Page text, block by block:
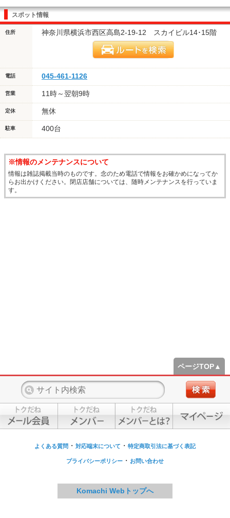
スポット情報
住所 神奈川県横浜市西区高島2-19-12 スカイビル14･15階
電話 045-461-1126
営業 11時～翌朝9時
定休 無休
駐車 400台
※情報のメンテナンスについて
情報は雑誌掲載当時のものです。念のため電話で情報をお確かめになってか
らお出かけください。閉店店舗については、随時メンテナンスを行っていま
す。
ページTOP▲
よくある質問 ・ 対応端末について ・ 特定商取引法に基づく表記
プライバシーポリシー ・ お問い合わせ
Komachi Webトップへ